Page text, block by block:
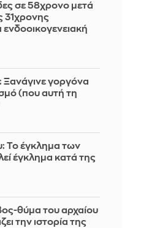
σε 58χρονο μετά
31χρονης
Ξανάγινε γοργόνα
(που αυτή τη
Το έγκλημα των
έγκλημα κατά της
θύμα του αρχαίου
την ιστορία της